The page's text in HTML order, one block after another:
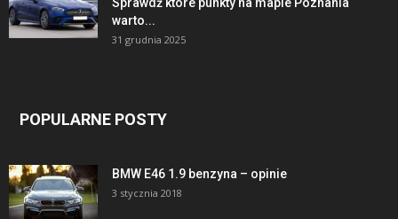
warto...
31 grudnia 2025
POPULARNE POSTY
BMW E46 1.9 benzyna – opinie
3 stycznia 2018